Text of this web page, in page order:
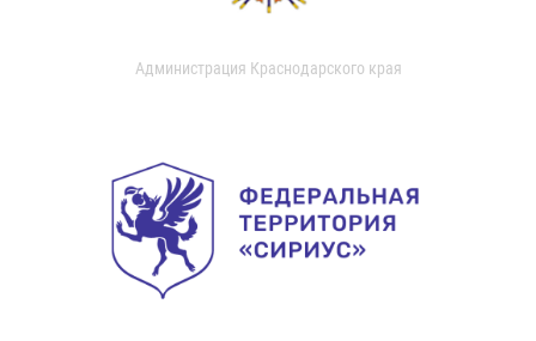
Администрация Краснодарского края